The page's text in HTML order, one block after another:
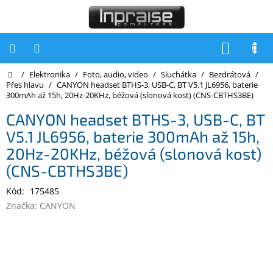
Počítače
Počítače
Notebooky
Tiskárny
Akce
Domů
/ Elektronika / Foto, audio, video / Sluchátka / Bezdrátová /
Přes hlavu / CANYON headset BTHS-3, USB-C, BT V5.1 JL6956, baterie
300mAh až 15h, 20Hz-20KHz, béžová (slonová kost) (CNS-CBTHS3BE)
CANYON headset BTHS-3, USB-C, BT
V5.1 JL6956, baterie 300mAh až 15h,
20Hz-20KHz, béžová (slonová kost)
(CNS-CBTHS3BE)
Kód: 175485
Značka: CANYON